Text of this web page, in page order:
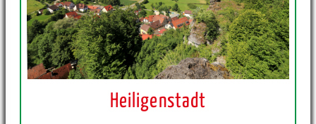
Heiligenstadt